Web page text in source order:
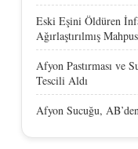
Eski Eşini Öldüren
Ağırlaştırılmış
Afyon Pastırması ve
Tescili Aldı
Afyon Sucuğu,